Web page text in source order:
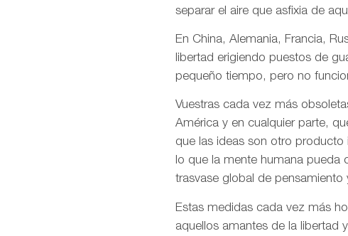
separar el aire que asfixia de
En China, Alemania, Francia,
libertad erigiendo puestos de
pequeño tiempo, pero no
Vuestras cada vez más
América y en cualquier parte,
que las ideas son otro
lo que la mente humana pueda
trasvase global de pensamiento
Estas medidas cada vez más
aquellos amantes de la libertad